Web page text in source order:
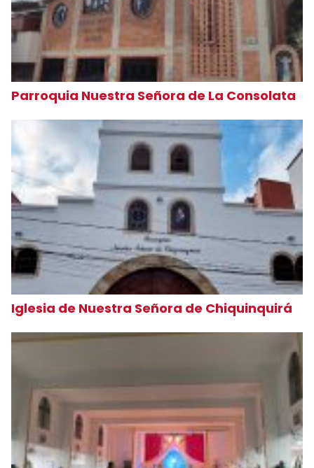
Parroquia Nuestra Señora de La Consolata
Iglesia de Nuestra Señora de Chiquinquirá